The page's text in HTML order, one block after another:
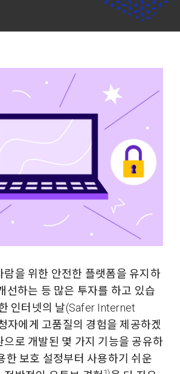
람을 위한 안전한 플랫폼을 유지하
선하는 등 많은 투자를 하고 있습
인터넷의 날(Safer Internet
자에게 고품질의 경험을 제공하겠
으로 개발된 몇 가지 기능을 공유하
한 보호 설정부터 사용하기 쉬운